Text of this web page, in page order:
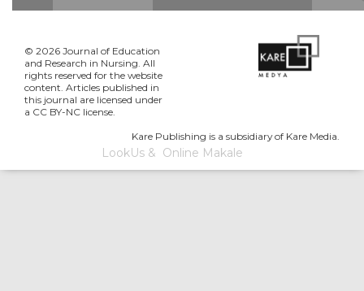
© 2026 Journal of Education
and Research in Nursing. All
rights reserved for the website
content. Articles published in
this journal are licensed under
a CC BY-NC license.
Kare Publishing is a subsidiary of Kare Media.
LookUs& Online Makale